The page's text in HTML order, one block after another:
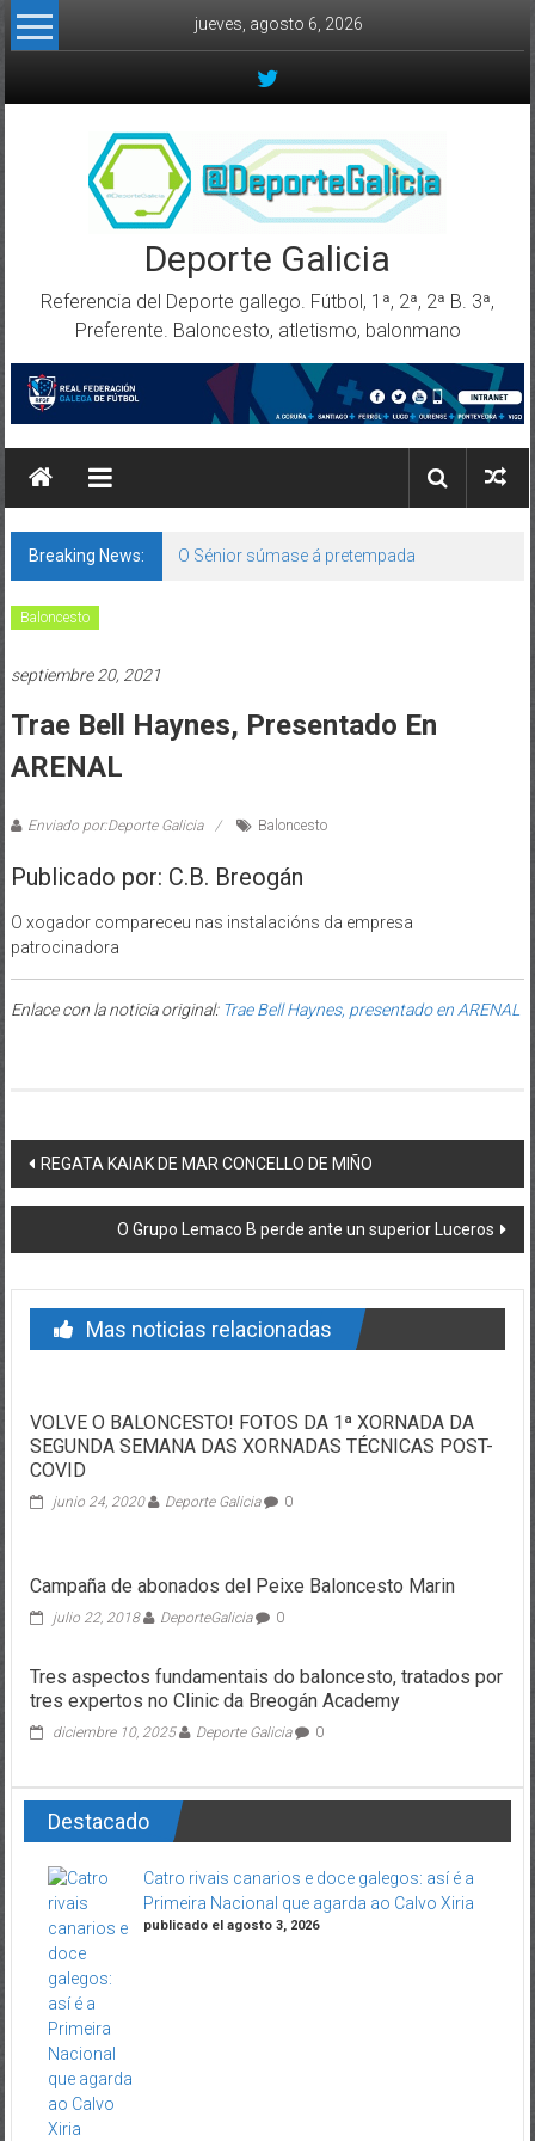
Skip to content
jueves, agosto 6, 2026
Deporte Galicia
Referencia del Deporte gallego. Fútbol, 1ª, 2ª, 2ª B. 3ª,
Preferente. Baloncesto, atletismo, balonmano
Breaking News: O Sénior súmase á pretempada
Baloncesto
septiembre 20, 2021
Trae Bell Haynes, Presentado En
ARENAL
Enviado por:Deporte Galicia Baloncesto
Publicado por: C.B. Breogán
O xogador compareceu nas instalacións da empresa
patrocinadora
Enlace con la noticia original: Trae Bell Haynes, presentado en ARENAL
Post navigation
REGATA KAIAK DE MAR CONCELLO DE MIÑO
O Grupo Lemaco B perde ante un superior Luceros
Mas noticias relacionadas
VOLVE O BALONCESTO! FOTOS DA 1ª XORNADA DA
SEGUNDA SEMANA DAS XORNADAS TÉCNICAS POST-
COVID
junio 24, 2020 Deporte Galicia 0
Campaña de abonados del Peixe Baloncesto Marin
julio 22, 2018 DeporteGalicia 0
Tres aspectos fundamentais do baloncesto, tratados por
tres expertos no Clinic da Breogán Academy
diciembre 10, 2025 Deporte Galicia 0
Destacado
Catro rivais canarios e doce galegos: así é a
Primeira Nacional que agarda ao Calvo Xiria
publicado el agosto 3, 2026